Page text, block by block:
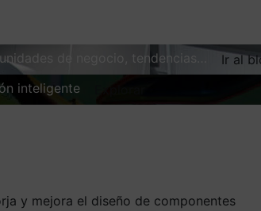
de negocio, tendencias…
Ir al
inteligente
y mejora el diseño de componentes